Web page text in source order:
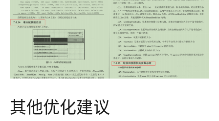
其他优化建议